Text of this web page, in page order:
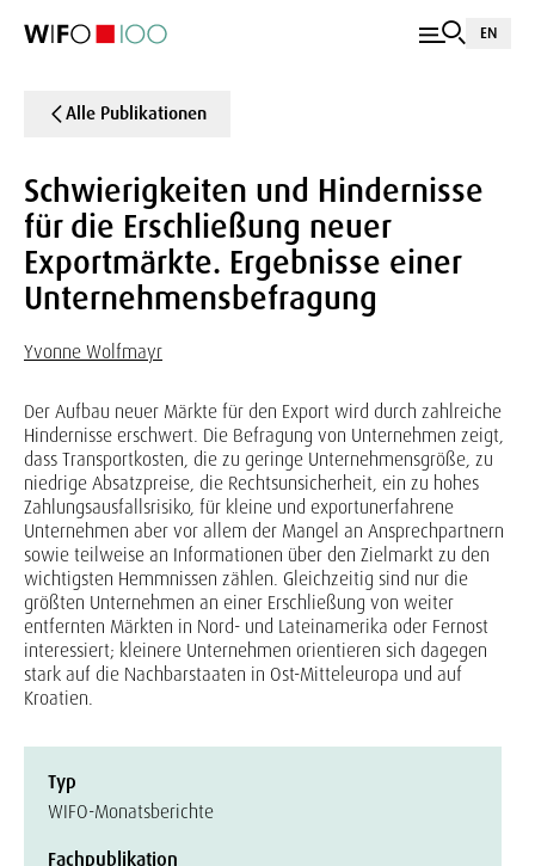
EN
Alle Publikationen
Schwierigkeiten und Hindernisse
für die Erschließung neuer
Exportmärkte. Ergebnisse einer
Unternehmensbefragung
Yvonne Wolfmayr
Der Aufbau neuer Märkte für den Export wird durch zahlreiche
Hindernisse erschwert. Die Befragung von Unternehmen zeigt,
dass Transportkosten, die zu geringe Unternehmensgröße, zu
niedrige Absatzpreise, die Rechtsunsicherheit, ein zu hohes
Zahlungsausfallsrisiko, für kleine und exportunerfahrene
Unternehmen aber vor allem der Mangel an Ansprechpartnern
sowie teilweise an Informationen über den Zielmarkt zu den
wichtigsten Hemmnissen zählen. Gleichzeitig sind nur die
größten Unternehmen an einer Erschließung von weiter
entfernten Märkten in Nord- und Lateinamerika oder Fernost
interessiert; kleinere Unternehmen orientieren sich dagegen
stark auf die Nachbarstaaten in Ost-Mitteleuropa und auf
Kroatien.
Typ
WIFO-Monatsberichte
Fachpublikation